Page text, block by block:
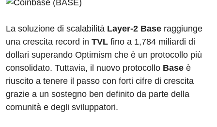
c
e
b
o
o
k
k
e
dI
n
di
t
a
d
s
s
A
p
p
gr
a
m
La soluzione di scalabilità Layer-2 Base raggiunge
una crescita record in TVL fino a 1,784 miliardi di
dollari superando Optimism che è un protocollo più
consolidato. Tuttavia, il nuovo protocollo Base è
riuscito a tenere il passo con forti cifre di crescita
grazie a un sostegno ben definito da parte della
comunità e degli sviluppatori.